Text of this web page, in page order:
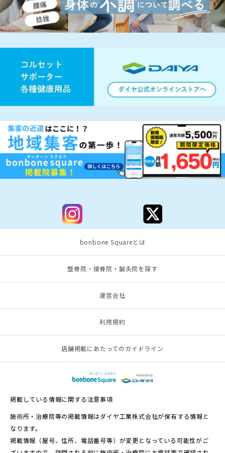
bonbone Squareとは
整骨院・接骨院・鍼灸院を探す
運営会社
利用規約
店舗掲載にあたってのガイドライン
掲載している情報に関する注意事項
施術所・治療院等の掲載情報はダイヤ工業株式会社が保有する情報と
なります。
掲載情報（屋号、住所、電話番号等）が変更となっている可能性がご